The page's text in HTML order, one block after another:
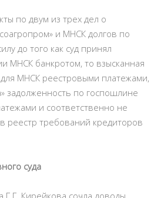
по двум из трех дел о
и МНСК долгов по
до того как суд принял
МНСК банкротом, то взысканная
МНСК реестровыми платежами,
задолженность по госпошлине
и соответственно не
реестр требований кредиторов
суда
Г.Г. Кирейкова сочла доводы